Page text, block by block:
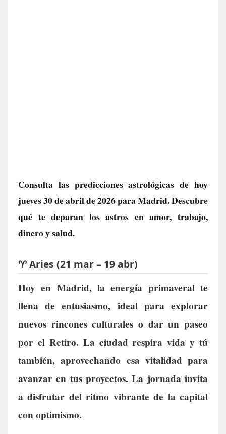
Consulta las predicciones astrológicas de hoy
jueves 30 de abril de 2026 para Madrid. Descubre
qué te deparan los astros en amor, trabajo,
dinero y salud.
♈ Aries (21 mar – 19 abr)
Hoy en Madrid, la energía primaveral te
llena de entusiasmo, ideal para explorar
nuevos rincones culturales o dar un paseo
por el Retiro. La ciudad respira vida y tú
también, aprovechando esa vitalidad para
avanzar en tus proyectos. La jornada invita
a disfrutar del ritmo vibrante de la capital
con optimismo.